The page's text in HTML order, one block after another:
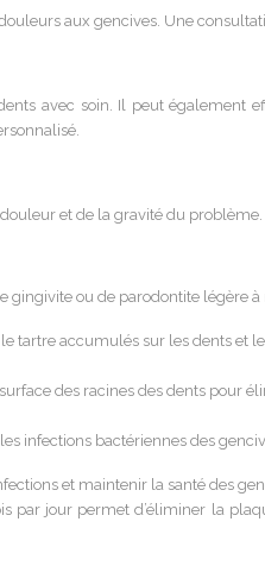
aux gencives. Une
avec soin. Il peut également
et de la gravité du
ou de parodontite légère
tartre accumulés sur les dents et
des racines des dents pour
infections bactériennes des
et maintenir la santé des
par jour permet d’éliminer la